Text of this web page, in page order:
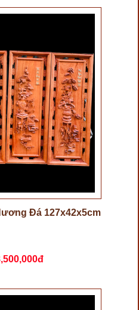
Đá 127x42x5cm